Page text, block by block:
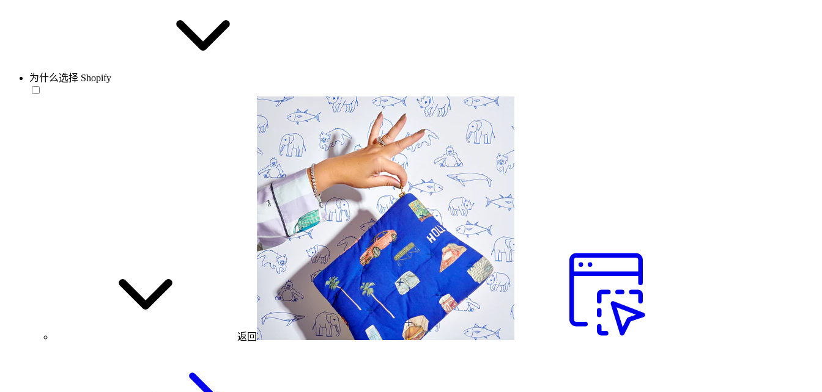
为什么选择 Shopify
返回